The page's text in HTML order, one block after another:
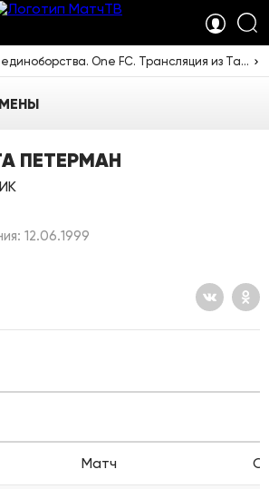
06:00 Смешанные единоборства. One FC. Трансляция из Таиланда [16+]
ПЕТЕРМАН
12.06.1999
Матч